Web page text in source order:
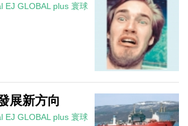
EJ GLOBAL plus 寰球
展新方向
EJ GLOBAL plus 寰球